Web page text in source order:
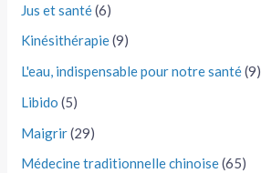
Jus et santé(6)
Kinésithérapie(9)
L'eau, indispensable pour notre santé(9)
Libido (5)
Maigrir(29)
Médecine traditionnelle chinoise(65)